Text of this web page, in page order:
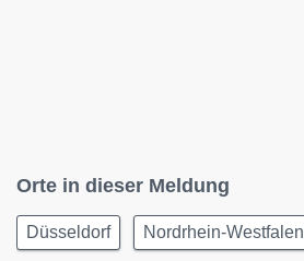
Orte in dieser Meldung
Düsseldorf Nordrhein-Westfalen